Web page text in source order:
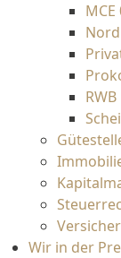
Nord
Wir in der